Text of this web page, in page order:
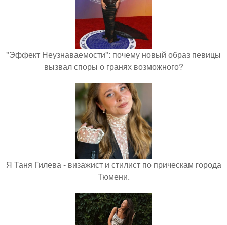
"Эффект Неузнаваемости": почему новый образ певицы
вызвал споры о гранях возможного?
Я Таня Гилева - визажист и стилист по прическам города
Тюмени.